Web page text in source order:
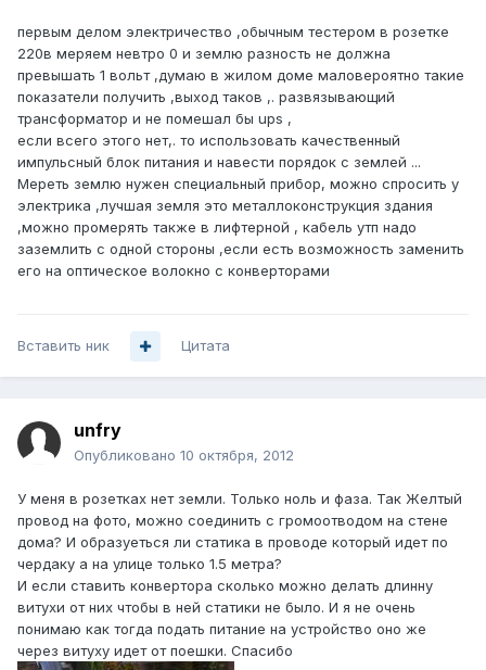
первым делом электричество ,обычным тестером в розетке
220в меряем невтро 0 и землю разность не должна
превышать 1 вольт ,думаю в жилом доме маловероятно такие
показатели получить ,выход таков ,. развязывающий
трансформатор и не помешал бы ups ,
если всего этого нет,. то использовать качественный
импульсный блок питания и навести порядок с землей ...
Мереть землю нужен специальный прибор, можно спросить у
электрика ,лучшая земля это металлоконструкция здания
,можно промерять также в лифтерной , кабель утп надо
заземлить с одной стороны ,если есть возможность заменить
его на оптическое волокно с конверторами
Вставить ник Цитата
unfry
Опубликовано 10 октября, 2012
У меня в розетках нет земли. Только ноль и фаза. Так Желтый
провод на фото, можно соединить с громоотводом на стене
дома? И образуеться ли статика в проводе который идет по
чердаку а на улице только 1.5 метра?
И если ставить конвертора сколько можно делать длинну
витухи от них чтобы в ней статики не было. И я не очень
понимаю как тогда подать питание на устройство оно же
через витуху идет от поешки. Спасибо